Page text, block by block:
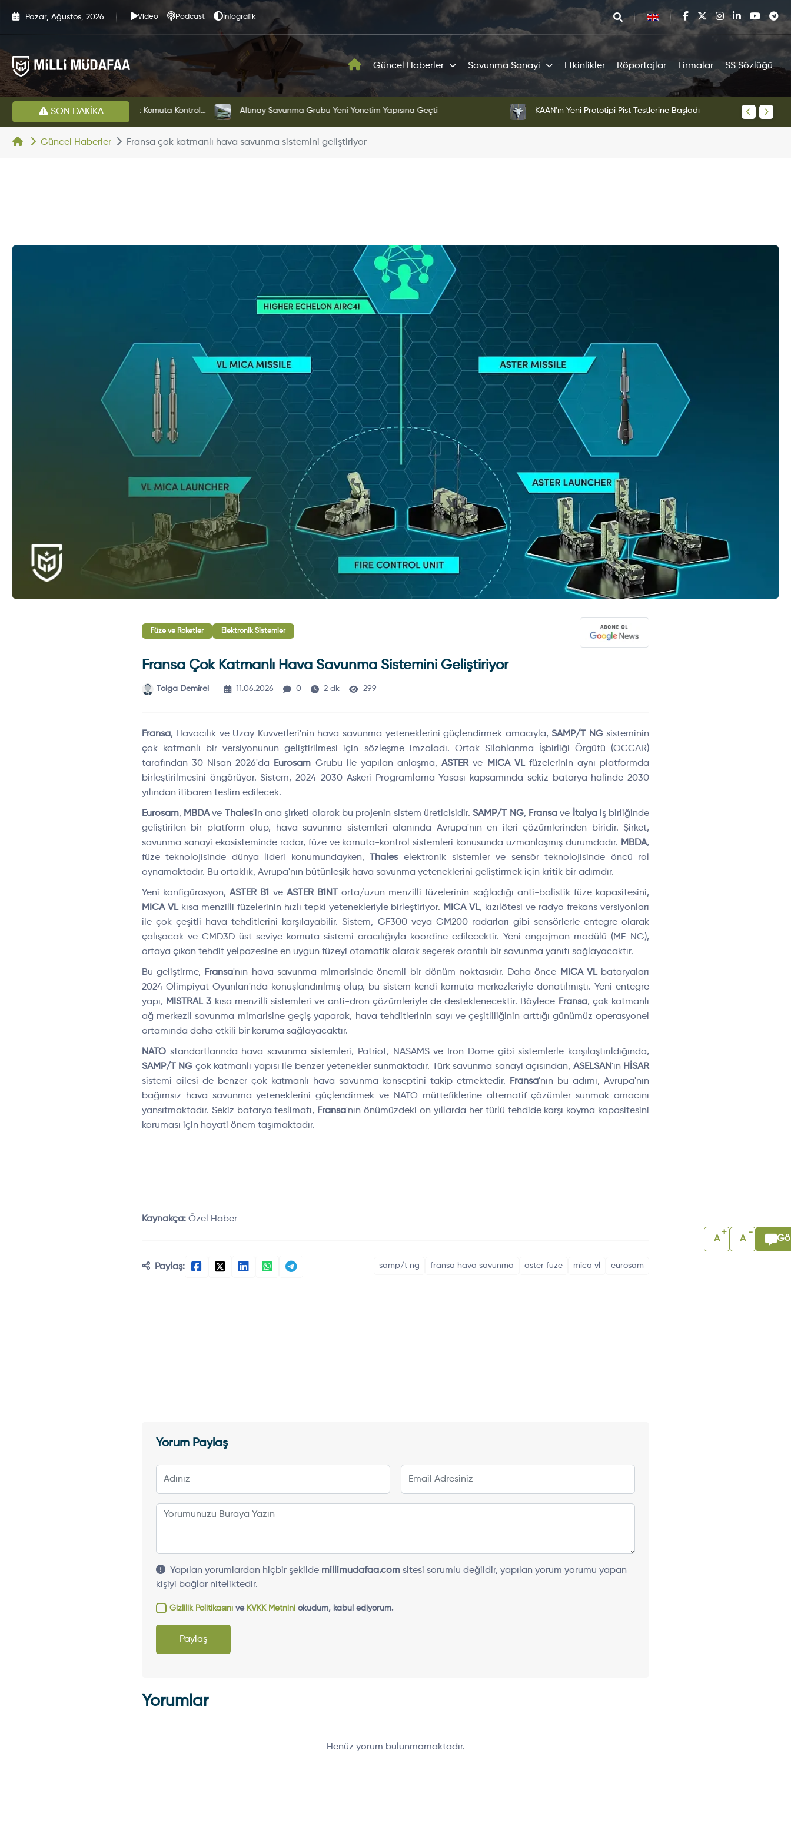
Pazar, Ağustos, 2026 Video Podcast İnfografik
Güncel Haberler Savunma Sanayi Etkinlikler Röportajlar Firmalar SS Sözlüğü
SON DAKİKA Altınay Savunma Grubu Yeni Yönetim Yapısına Geçti KAAN'ın Yeni Prototipi Pist Testlerine Başladı KAAN
Güncel Haberler Fransa çok katmanlı hava savunma sistemini geliştiriyor
Füze ve Roketler Elektronik Sistemler
Fransa Çok Katmanlı Hava Savunma Sistemini Geliştiriyor
Tolga Demirel 11.06.2026 0 2 dk 299
Fransa, Havacılık ve Uzay Kuvvetleri'nin hava savunma yeteneklerini güçlendirmek amacıyla,SAMP/T NGsisteminin
çok katmanlı bir versiyonunun geliştirilmesi için sözleşme imzaladı. Ortak Silahlanma İşbirliği Örgütü (OCCAR)
tarafından 30 Nisan 2026'da Eurosam Grubu ile yapılan anlaşma,ASTER ve MICA VLfüzelerinin aynı platformda
birleştirilmesini öngörüyor. Sistem, 2024-2030 Askeri Programlama Yasası kapsamında sekiz batarya halinde 2030
yılından itibaren teslim edilecek.
Eurosam, MBDAve Thales'in ana şirketi olarak bu projenin sistem üreticisidir.SAMP/T NG, Fransave İtalyaiş birliğinde
geliştirilen bir platform olup, hava savunma sistemleri alanında Avrupa'nın en ileri çözümlerinden biridir. Şirket,
savunma sanayi ekosisteminde radar, füze ve komuta-kontrol sistemleri konusunda uzmanlaşmış durumdadır. MBDA,
füze teknolojisinde dünya lideri konumundayken,
Thaleselektronik sistemler ve sensör teknolojisinde öncü rol
oynamaktadır. Bu ortaklık, Avrupa'nın bütünleşik hava savunma yeteneklerini geliştirmek için kritik bir adımdır.
Yeni konfigürasyon,ASTER B1 ve ASTER B1NT orta/uzun menzilli füzelerinin sağladığı anti-balistik füze kapasitesini,
MICA VLkısa menzilli füzelerinin hızlı tepki yetenekleriyle birleştiriyor. MICA VL, kızılötesi ve radyo frekans versiyonları
ile çok çeşitli hava tehditlerini karşılayabilir. Sistem, GF300 veya GM200 radarları gibi sensörlerle entegre olarak
çalışacak ve CMD3D üst seviye komuta sistemi aracılığıyla koordine edilecektir. Yeni angajman modülü (ME-NG),
ortaya çıkan tehdit yelpazesine en uygun füzeyi otomatik olarak seçerek orantılı bir savunma yanıtı sağlayacaktır.
Bu geliştirme, Fransa'nın hava savunma mimarisinde önemli bir dönüm noktasıdır. Daha önce MICA VLbataryaları
2024 Olimpiyat Oyunları'nda konuşlandırılmış olup, bu sistem kendi komuta merkezleriyle donatılmıştı. Yeni entegre
yapı, MISTRAL 3 kısa menzilli sistemleri ve anti-dron çözümleriyle de desteklenecektir. Böylece Fransa, çok katmanlı
ağ merkezli savunma mimarisine geçiş yaparak, hava tehditlerinin sayı ve çeşitliliğinin arttığı günümüz operasyonel
ortamında daha etkili bir koruma sağlayacaktır.
NATOstandartlarında hava savunma sistemleri, Patriot, NASAMS ve Iron Dome gibi sistemlerle karşılaştırıldığında,
SAMP/T NG çok katmanlı yapısı ile benzer yetenekler sunmaktadır. Türk savunma sanayi açısından, ASELSAN'ın HİSAR
sistemi ailesi de benzer çok katmanlı hava savunma konseptini takip etmektedir. Fransa'nın bu adımı, Avrupa'nın
bağımsız hava savunma yeteneklerini güçlendirmek ve NATO müttefiklerine alternatif çözümler sunmak amacını
yansıtmaktadır. Sekiz batarya teslimatı, Fransa'nın önümüzdeki on yıllarda her türlü tehdide karşı koyma kapasitesini
koruması için hayati önem taşımaktadır.
Kaynakça: Özel Haber
Paylaş: samp/t ng fransa hava savunma aster füze mica vl eurosam
Yorum Paylaş
Yapılan yorumlardan hiçbir şekilde millimudafaa.comsitesi sorumlu değildir, yapılan yorum yorumu yapan
kişiyi bağlar niteliktedir.
Gizlilik Politikasınıve KVKK Metniniokudum, kabul ediyorum.
Paylaş
Yorumlar
Henüz yorum bulunmamaktadır.
A
+
A
-